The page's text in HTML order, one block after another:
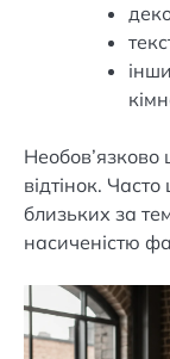
відтінок.
близьких за
насиченістю